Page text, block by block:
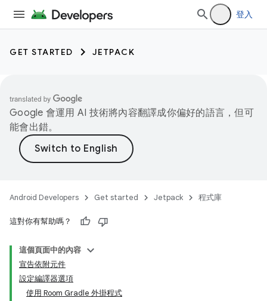
登入
GET STARTED JETPACK
Google 會運用 AI 技術將內容翻譯成你偏好的語言，但可
能會出錯。
Android Developers Get started Jetpack 程式庫
這對你有幫助嗎？
這個頁面中的內容
宣告依附元件
設定編譯器選項
使用 Room Gradle 外掛程式